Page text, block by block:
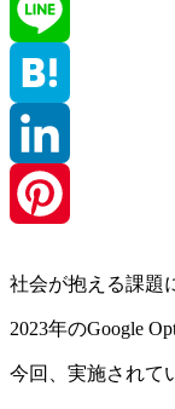
X
Line
Hatena
LinkedIn
社会が抱える課題
2023年のGoogle
今回、実施されて